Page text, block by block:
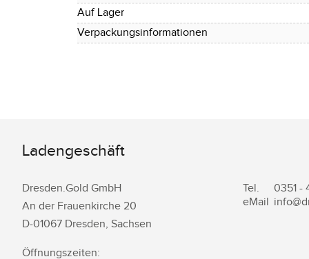
Auf Lager
Verpackungsinformationen
Ladengeschäft
Dresden.Gold GmbH
An der Frauenkirche 20
D-01067 Dresden, Sachsen
Öffnungszeiten:
Tel. 0351 -
eMail